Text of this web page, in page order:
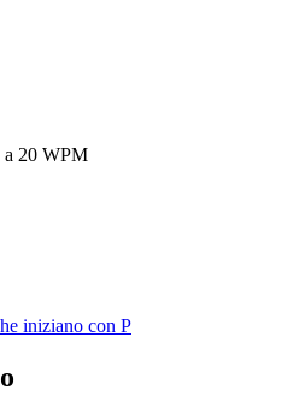
a 20 WPM
iniziano con P